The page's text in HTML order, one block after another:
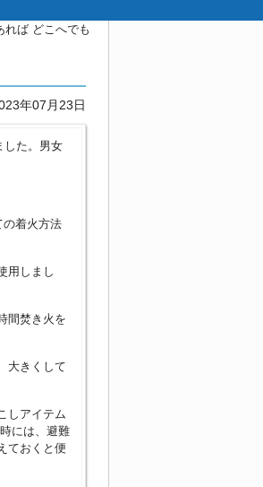
れば どこへでも
年07月23日
した。男女
の着火方法
用しまし
間焚き火を
大きくして
しアイテム
には、避難
ておくと便